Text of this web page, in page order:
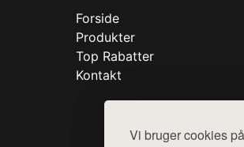
Vi bruger cookies
Forside
Produkter
Top Rabatter
Kontakt